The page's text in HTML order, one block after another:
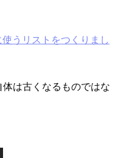
うリストをつくりまし
は古くなるものではな